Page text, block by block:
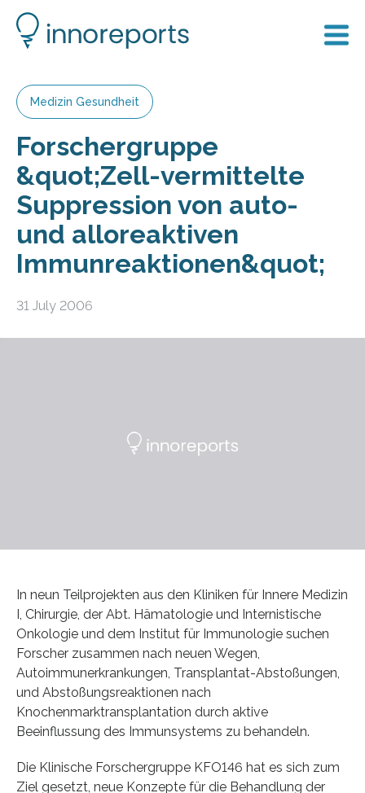
Medizin Gesundheit
Forschergruppe
&quot;Zell-vermittelte
Suppression von auto-
und alloreaktiven
Immunreaktionen&quot;
31 July 2006
In neun Teilprojekten aus den Kliniken für Innere Medizin
I, Chirurgie, der Abt. Hämatologie und Internistische
Onkologie und dem Institut für Immunologie suchen
Forscher zusammen nach neuen Wegen,
Autoimmunerkrankungen, Transplantat-Abstoßungen,
und Abstoßungsreaktionen nach
Knochenmarktransplantation durch aktive
Beeinflussung des Immunsystems zu behandeln.
Die Klinische Forschergruppe KFO146 hat es sich zum
Ziel gesetzt, neue Konzepte für die Behandlung der